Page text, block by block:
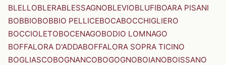
BLELLOBLERABLESSAGNOBLEVIOBLUFIBOARA PISANI
BOBBIOBOBBIO PELLICEBOCABOCCHIGLIERO
BOCCIOLETOBOCENAGOBODIO LOMNAGO
BOFFALORA D'ADDABOFFALORA SOPRA TICINO
BOGLIASCOBOGNANCOBOGOGNOBOIANOBOISSANO